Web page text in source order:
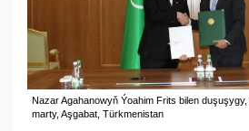
Nazar Agahanowyň Ýoahim Frits bilen
marty, Aşgabat, Türkmenistan